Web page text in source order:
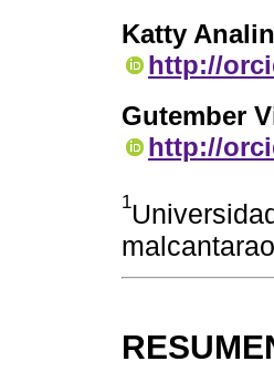
Katty
http://
Gutember
http://
1